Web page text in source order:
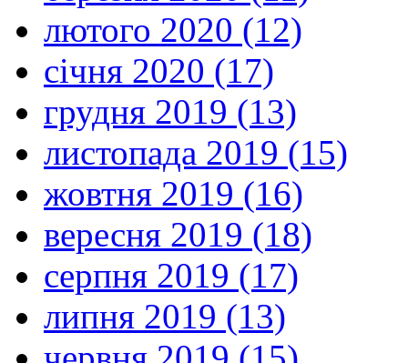
лютого 2020 (12)
січня 2020 (17)
грудня 2019 (13)
листопада 2019 (15)
жовтня 2019 (16)
вересня 2019 (18)
серпня 2019 (17)
липня 2019 (13)